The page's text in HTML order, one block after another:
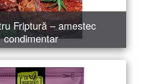
Friptură – amestec
condimentar
COMANDĂ